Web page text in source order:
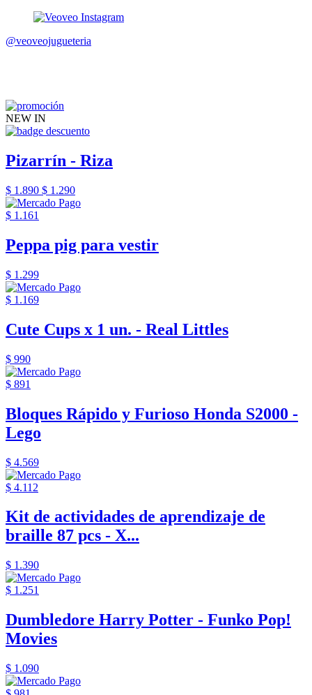
@veoveojugueteria
NEW IN
Pizarrín - Riza
$ 1.890 $ 1.290
$ 1.161
Peppa pig para vestir
$ 1.299
$ 1.169
Cute Cups x 1 un. - Real Littles
$ 990
$ 891
Bloques Rápido y Furioso Honda S2000 -
Lego
$ 4.569
$ 4.112
Kit de actividades de aprendizaje de
braille 87 pcs - X...
$ 1.390
$ 1.251
Dumbledore Harry Potter - Funko Pop!
Movies
$ 1.090